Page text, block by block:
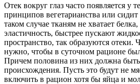
Отек вокруг глаз часто появляется у
принципов вегетарианства или
таком случае тканям не хватает
эластичность, быстрее пускают
пространство, так образуются отеки.
нужно, чтобы в суточном рационе
Причем половина из них должна
происхождения. Пусть это будут не
включить в рацион хотя бы яйца и